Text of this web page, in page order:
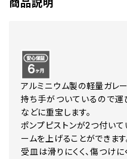
商品説明
アルミニウム製の軽量ガレー
持ち手がついているので運
などに重宝します。
ポンプピストンが2つ付い
ームを上げることができます
受皿は滑りにくく、傷つけ